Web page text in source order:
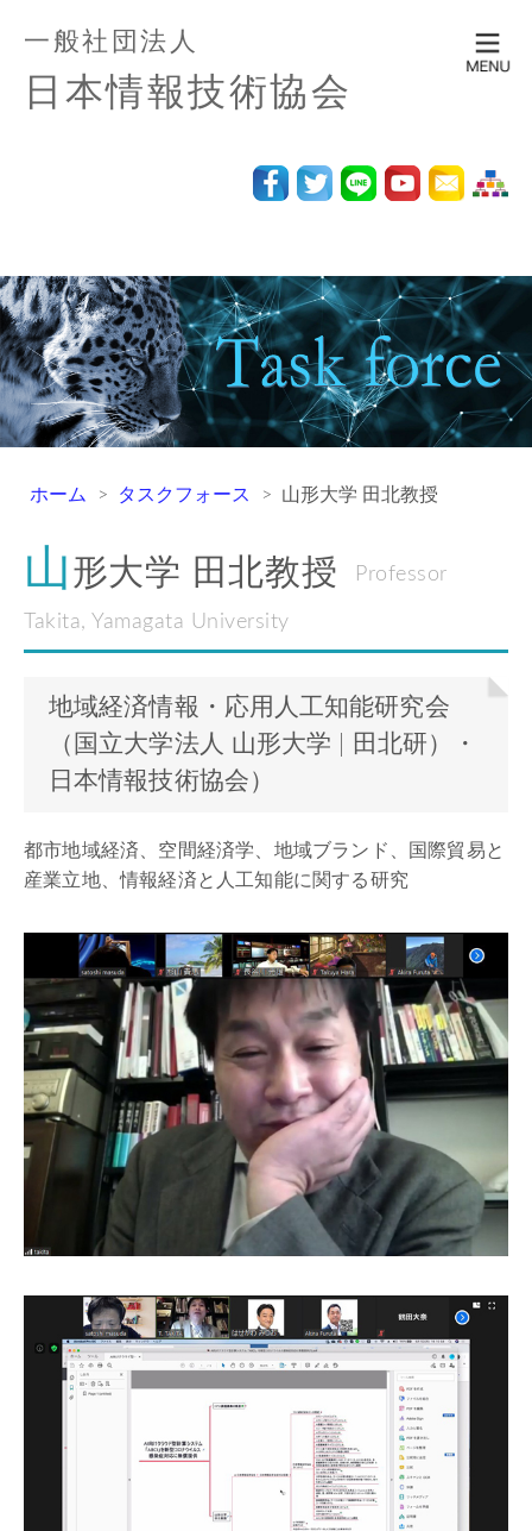
一般社団法人
日本情報技術協会
ホーム タスクフォース 山形大学 田北教授
山 形大学 田北教授 Professor
Takita, Yamagata University
地域経済情報・応用人工知能研究会
（国立大学法人 山形大学 | 田北研）・
日本情報技術協会）
都市地域経済、空間経済学、地域ブランド、国際貿易と
産業立地、情報経済と人工知能に関する研究